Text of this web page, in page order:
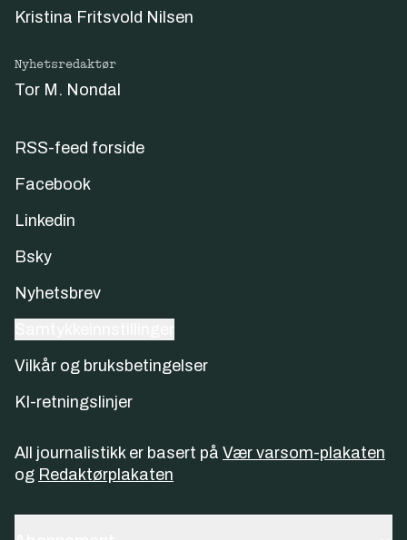
Kristina Fritsvold Nilsen
Nyhetsredaktør
Tor M. Nondal
RSS-feed forside
Facebook
Linkedin
Bsky
Nyhetsbrev
Vilkår og bruksbetingelser
KI-retningslinjer
All journalistikk er basert på Vær varsom-plakaten
og Redaktørplakaten